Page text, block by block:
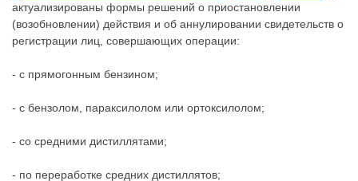
актуализированы формы решений о приостановлении
(возобновлении) действия и об аннулировании свидетельств о
регистрации лиц, совершающих операции:
- с прямогонным бензином;
- с бензолом, параксилолом или ортоксилолом;
- со средними дистиллятами;
- по переработке средних дистиллятов;